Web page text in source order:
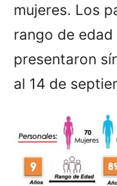
mujeres. Los
rango de
presentaron
al 14 de